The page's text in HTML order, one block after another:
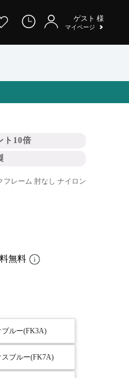
ゲスト 様
マイページ
ト10倍
フレーム 肘なし ナイロン
無料
ブルー(FK3A)
スブルー(FK7A)